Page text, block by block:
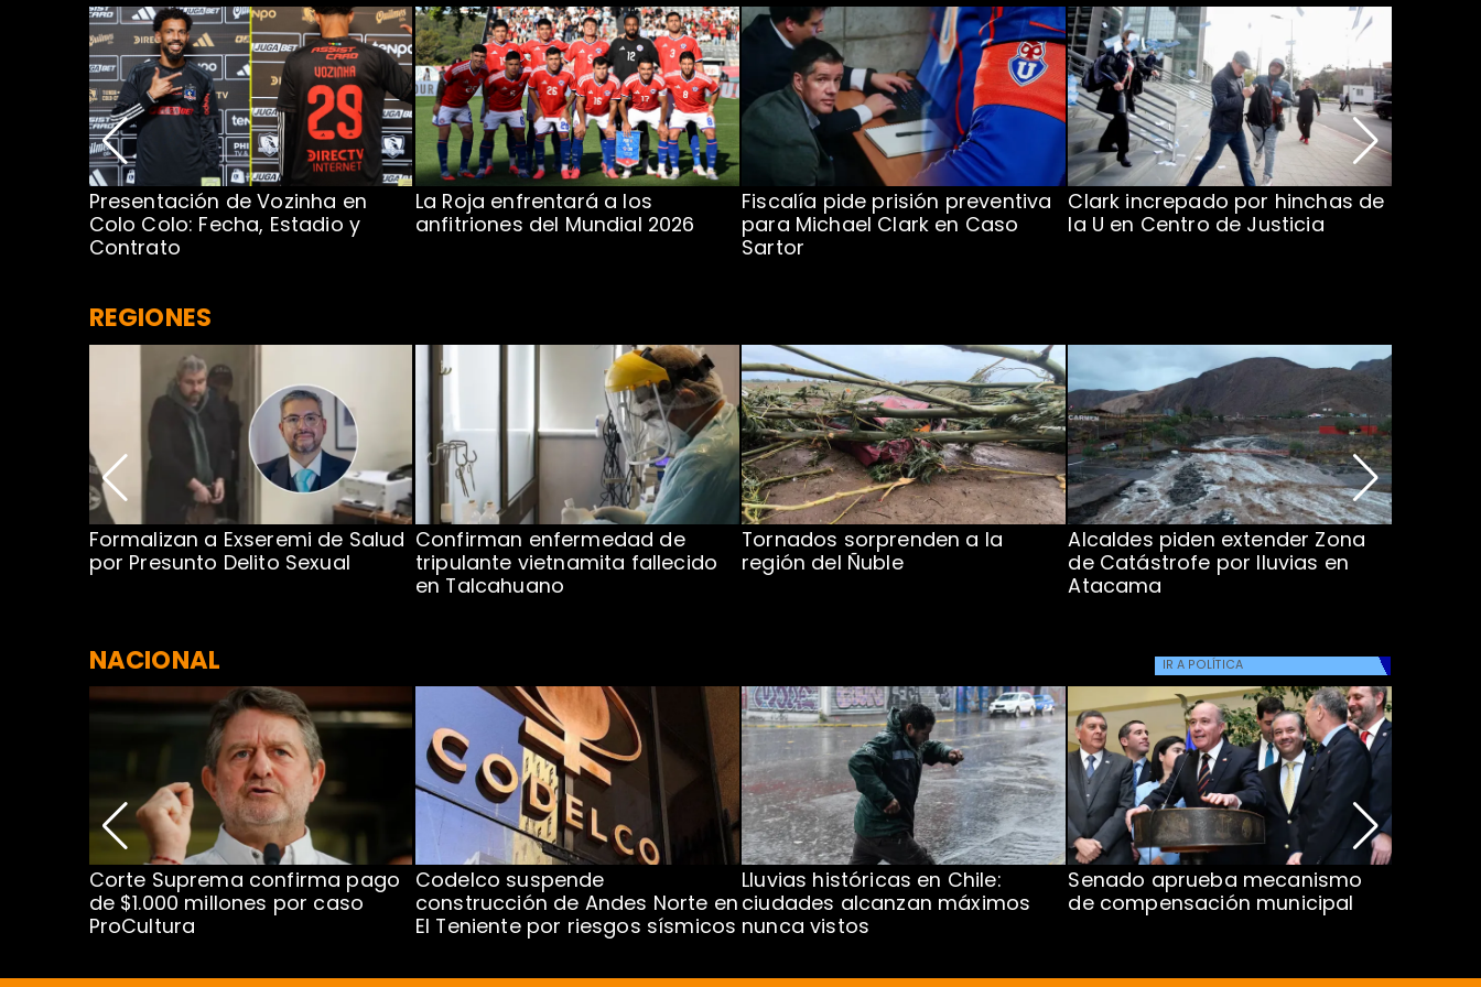
Presentación de Vozinha en
Colo Colo: Fecha, Estadio y
Contrato
La Roja enfrentará a los
anfitriones del Mundial 2026
Fiscalía pide prisión preventiva
para Michael Clark en Caso
Sartor
Clark increpado por hinchas de
la U en Centro de Justicia
REGIONES
Formalizan a Exseremi de Salud
por Presunto Delito Sexual
Confirman enfermedad de
tripulante vietnamita fallecido
en Talcahuano
Tornados sorprenden a la
región del Ñuble
Alcaldes piden extender Zona
de Catástrofe por lluvias en
Atacama
NACIONAL IR A POLÍTICA
Corte Suprema confirma pago
de $1.000 millones por caso
ProCultura
Codelco suspende
construcción de Andes Norte en
El Teniente por riesgos sísmicos
Lluvias históricas en Chile:
ciudades alcanzan máximos
nunca vistos
Senado aprueba mecanismo
de compensación municipal